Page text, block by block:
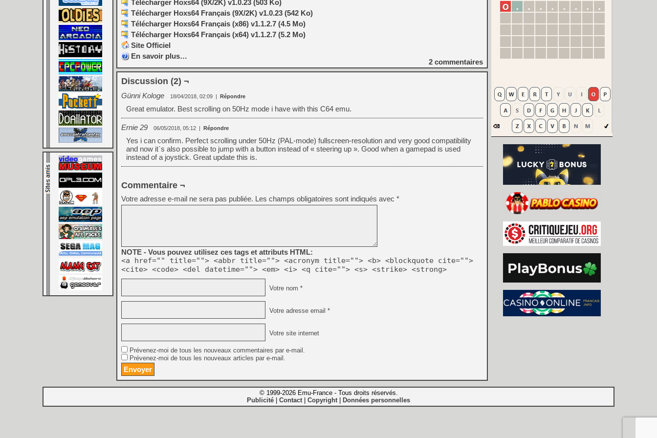
Télécharger Hoxs64 (9X/2K) v1.0.23 (503 Ko)
Télécharger Hoxs64 Français (9X/2K) v1.0.23 (542 Ko)
Télécharger Hoxs64 Français (x86) v1.1.2.7 (4.5 Mo)
Télécharger Hoxs64 Français (x64) v1.1.2.7 (5.2 Mo)
Site Officiel
En savoir plus…
2 commentaires
Discussion (2) ¬
Günni Kologe 18/04/2018, 02:09 | Répondre
Great emulator. Best scrolling on 50Hz mode i have with this C64 emu.
Ernie 29 06/05/2018, 05:12 | Répondre
Yes i can confirm. Perfect scrolling under 50Hz (PAL-mode) fullscreen-resolution and very good compatibility
and now it`s also possible to jump with a button instead of « steering up ». Good when a gamepad is used
instead of a joystick. Great update this is.
Commentaire ¬
Votre adresse e-mail ne sera pas publiée. Les champs obligatoires sont indiqués avec *
NOTE - Vous pouvez utilisez ces tags et attributs HTML:
<a href="" title=""> <abbr title=""> <acronym title=""> <b> <blockquote cite="">
<cite> <code> <del datetime=""> <em> <i> <q cite=""> <s> <strike> <strong>
Votre nom *
Votre adresse email *
Votre site internet
Prévenez-moi de tous les nouveaux commentaires par e-mail.
Prévenez-moi de tous les nouveaux articles par e-mail.
© 1999-2026 Emu-France - Tous droits réservés.
Publicité Contact| Copyright| Données personnelles